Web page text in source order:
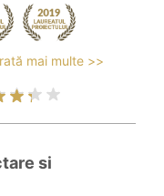
mai multe >>
si